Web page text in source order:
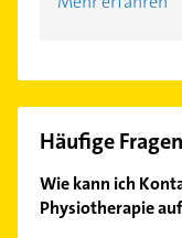
Häufige Fragen
Wie kann ich
Physiotherapie